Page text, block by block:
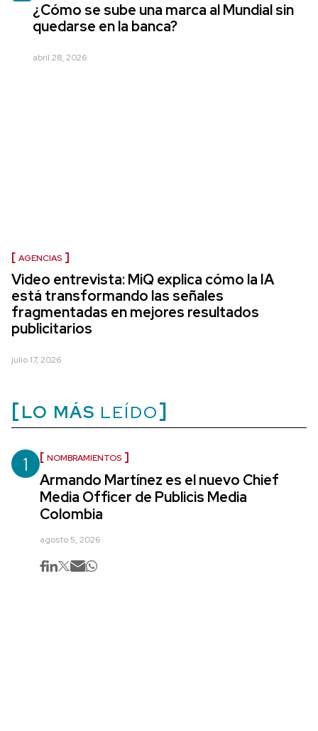
¿Cómo se sube una marca al Mundial sin
quedarse en la banca?
abril 28, 2026
AGENCIAS
Video entrevista: MiQ explica cómo la IA
está transformando las señales
fragmentadas en mejores resultados
publicitarios
julio 17, 2026
LO MÁS LEÍDO
1 NOMBRAMIENTOS
Armando Martínez es el nuevo Chief
Media Officer de Publicis Media
Colombia
agosto 5, 2026